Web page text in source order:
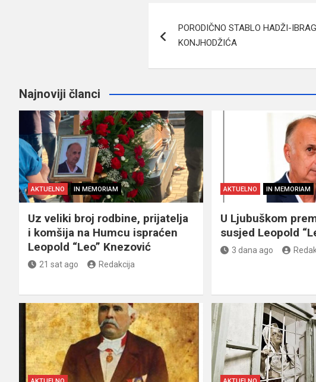
članaka
PORODIČNO STABLO HADŽI-
KONJHODŽIĆA
Najnoviji članci
AKTUELNO IN MEMORIAM
Uz veliki broj rodbine, prijatelja
i komšija na Humcu ispraćen
Leopold “Leo” Knezović
21 sat ago Redakcija
AKTUELNO IN MEMORIAM
U Ljubuškom
susjed Leopold
3 dana ago